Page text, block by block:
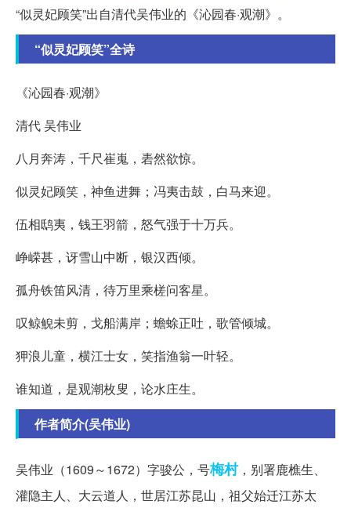
“似灵妃顾笑”出自清代吴伟业的《沁园春·观潮》。
“似灵妃顾笑”全诗
《沁园春·观潮》
清代 吴伟业
八月奔涛，千尺崔嵬，砉然欲惊。
似灵妃顾笑，神鱼进舞；冯夷击鼓，白马来迎。
伍相鸱夷，钱王羽箭，怒气强于十万兵。
峥嵘甚，讶雪山中断，银汉西倾。
孤舟铁笛风清，待万里乘槎问客星。
叹鲸鲵未剪，戈船满岸；蟾蜍正吐，歌管倾城。
狎浪儿童，横江士女，笑指渔翁一叶轻。
谁知道，是观潮枚叟，论水庄生。
作者简介(吴伟业)
吴伟业（1609～1672）字骏公，号梅村，别署鹿樵生、
灌隐主人、大云道人，世居江苏昆山，祖父始迁江苏太